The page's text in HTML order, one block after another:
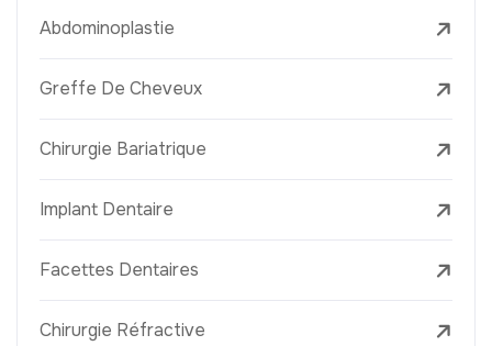
Abdominoplastie
Greffe De Cheveux
Chirurgie Bariatrique
Implant Dentaire
Facettes Dentaires
Chirurgie Réfractive